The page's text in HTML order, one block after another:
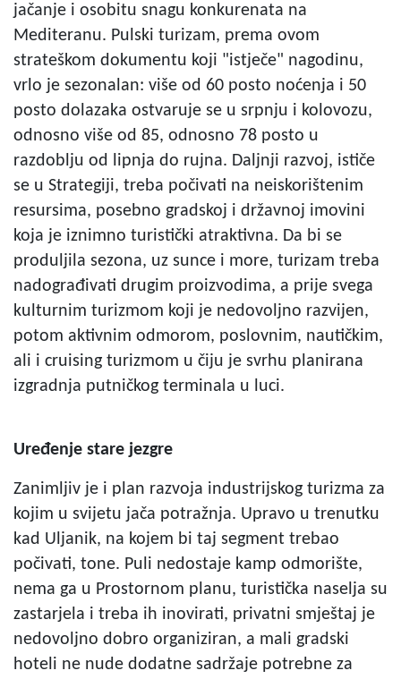
jačanje i osobitu snagu konkurenata na
Mediteranu. Pulski turizam, prema ovom
strateškom dokumentu koji "istječe" nagodinu,
vrlo je sezonalan: više od 60 posto noćenja i 50
posto dolazaka ostvaruje se u srpnju i kolovozu,
odnosno više od 85, odnosno 78 posto u
razdoblju od lipnja do rujna. Daljnji razvoj, ističe
se u Strategiji, treba počivati na neiskorištenim
resursima, posebno gradskoj i državnoj imovini
koja je iznimno turistički atraktivna. Da bi se
produljila sezona, uz sunce i more, turizam treba
nadograđivati drugim proizvodima, a prije svega
kulturnim turizmom koji je nedovoljno razvijen,
potom aktivnim odmorom, poslovnim, nautičkim,
ali i cruising turizmom u čiju je svrhu planirana
izgradnja putničkog terminala u luci.
Uređenje stare jezgre
Zanimljiv je i plan razvoja industrijskog turizma za
kojim u svijetu jača potražnja. Upravo u trenutku
kad Uljanik, na kojem bi taj segment trebao
počivati, tone. Puli nedostaje kamp odmorište,
nema ga u Prostornom planu, turistička naselja su
zastarjela i treba ih inovirati, privatni smještaj je
nedovoljno dobro organiziran, a mali gradski
hoteli ne nude dodatne sadržaje potrebne za